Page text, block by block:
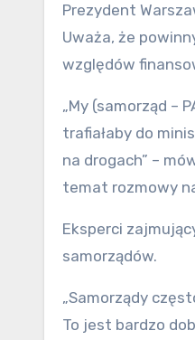
Prezydent
Uważa, że
względów
„My (samorząd –
trafiałaby do
na drogach” –
temat rozmowy
Eksperci
samorządów.
„Samorządy
To jest bardzo